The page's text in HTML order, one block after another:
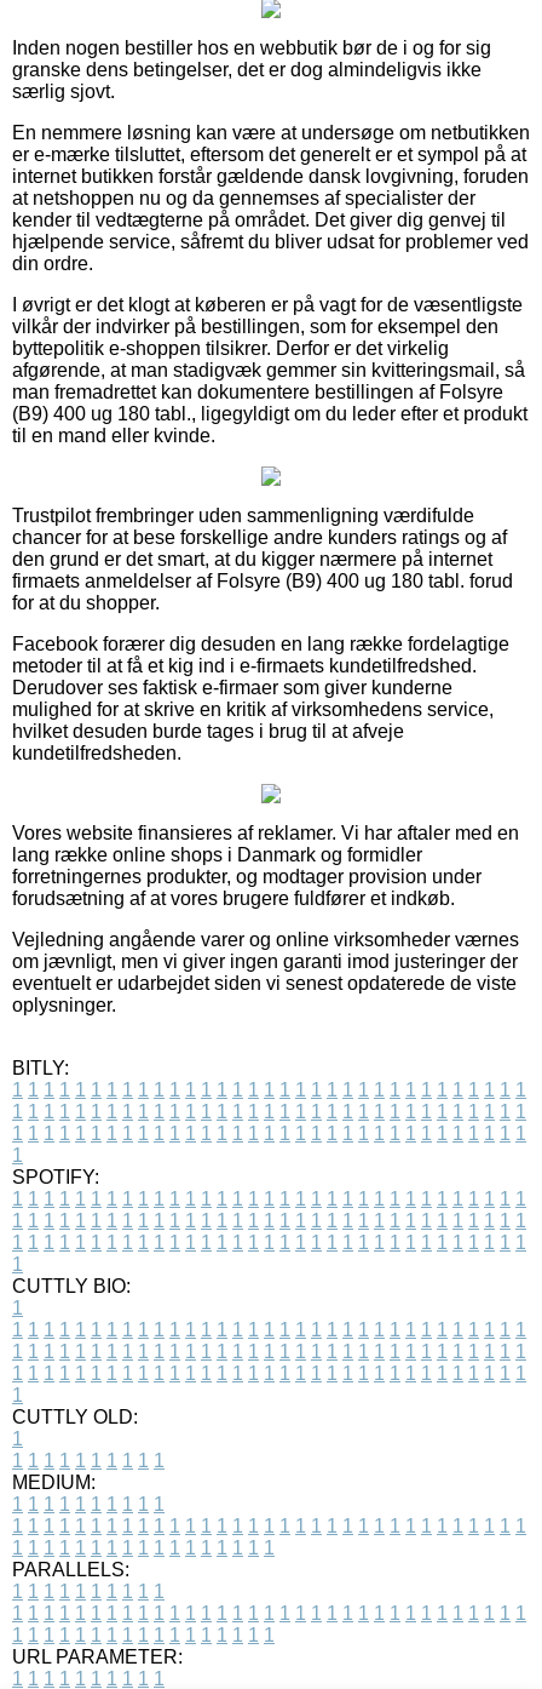
Inden nogen bestiller hos en webbutik bør de i og for sig
granske dens betingelser, det er dog almindeligvis ikke
særlig sjovt.
En nemmere løsning kan være at undersøge om netbutikken
er e-mærke tilsluttet, eftersom det generelt er et sympol på at
internet butikken forstår gældende dansk lovgivning, foruden
at netshoppen nu og da gennemses af specialister der
kender til vedtægterne på området. Det giver dig genvej til
hjælpende service, såfremt du bliver udsat for problemer ved
din ordre.
I øvrigt er det klogt at køberen er på vagt for de væsentligste
vilkår der indvirker på bestillingen, som for eksempel den
byttepolitik e-shoppen tilsikrer. Derfor er det virkelig
afgørende, at man stadigvæk gemmer sin kvitteringsmail, så
man fremadrettet kan dokumentere bestillingen af Folsyre
(B9) 400 ug 180 tabl., ligegyldigt om du leder efter et produkt
til en mand eller kvinde.
Trustpilot frembringer uden sammenligning værdifulde
chancer for at bese forskellige andre kunders ratings og af
den grund er det smart, at du kigger nærmere på internet
firmaets anmeldelser af Folsyre (B9) 400 ug 180 tabl. forud
for at du shopper.
Facebook forærer dig desuden en lang række fordelagtige
metoder til at få et kig ind i e-firmaets kundetilfredshed.
Derudover ses faktisk e-firmaer som giver kunderne
mulighed for at skrive en kritik af virksomhedens service,
hvilket desuden burde tages i brug til at afveje
kundetilfredsheden.
Vores website finansieres af reklamer. Vi har aftaler med en
lang række online shops i Danmark og formidler
forretningernes produkter, og modtager provision under
forudsætning af at vores brugere fuldfører et indkøb.
Vejledning angående varer og online virksomheder værnes
om jævnligt, men vi giver ingen garanti imod justeringer der
eventuelt er udarbejdet siden vi senest opdaterede de viste
oplysninger.
BITLY:
1 1 1 1 1 1 1 1 1 1 1 1 1 1 1 1 1 1 1 1 1 1 1 1 1 1 1 1 1 1 1 1 1
1 1 1 1 1 1 1 1 1 1 1 1 1 1 1 1 1 1 1 1 1 1 1 1 1 1 1 1 1 1 1 1 1
1 1 1 1 1 1 1 1 1 1 1 1 1 1 1 1 1 1 1 1 1 1 1 1 1 1 1 1 1 1 1 1 1
1
SPOTIFY:
1 1 1 1 1 1 1 1 1 1 1 1 1 1 1 1 1 1 1 1 1 1 1 1 1 1 1 1 1 1 1 1 1
1 1 1 1 1 1 1 1 1 1 1 1 1 1 1 1 1 1 1 1 1 1 1 1 1 1 1 1 1 1 1 1 1
1 1 1 1 1 1 1 1 1 1 1 1 1 1 1 1 1 1 1 1 1 1 1 1 1 1 1 1 1 1 1 1 1
1
CUTTLY BIO:
1
1 1 1 1 1 1 1 1 1 1 1 1 1 1 1 1 1 1 1 1 1 1 1 1 1 1 1 1 1 1 1 1 1
1 1 1 1 1 1 1 1 1 1 1 1 1 1 1 1 1 1 1 1 1 1 1 1 1 1 1 1 1 1 1 1 1
1 1 1 1 1 1 1 1 1 1 1 1 1 1 1 1 1 1 1 1 1 1 1 1 1 1 1 1 1 1 1 1 1
1
CUTTLY OLD:
1
1 1 1 1 1 1 1 1 1 1
MEDIUM:
1 1 1 1 1 1 1 1 1 1
1 1 1 1 1 1 1 1 1 1 1 1 1 1 1 1 1 1 1 1 1 1 1 1 1 1 1 1 1 1 1 1 1
1 1 1 1 1 1 1 1 1 1 1 1 1 1 1 1 1
PARALLELS:
1 1 1 1 1 1 1 1 1 1
1 1 1 1 1 1 1 1 1 1 1 1 1 1 1 1 1 1 1 1 1 1 1 1 1 1 1 1 1 1 1 1 1
1 1 1 1 1 1 1 1 1 1 1 1 1 1 1 1 1
URL PARAMETER:
1 1 1 1 1 1 1 1 1 1